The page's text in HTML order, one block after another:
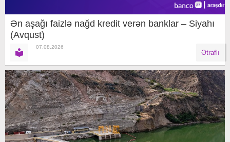
Ən aşağı faizlə nağd kredit verən banklar – Siyahı
(Avqust)
07.08.2026
Ətraflı